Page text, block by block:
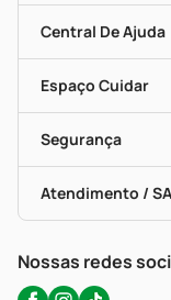
Mapa De
Blog Da PP
Seja Uma Loja
Convênios
Programa Popular
Encarte De
Dermaclub
Descontos De
Cupons E Ofertas
Central De Ajuda
Recompra
Compras Com
Alomed (tele-
Formas De
Troca E Devolução
Bulas De A A Z
Políticas De
Espaço Cuidar
Serviços
Testes Rápidos
Autoteste Covid-
Segurança
Portal Da
Atendimento /
Nossas redes